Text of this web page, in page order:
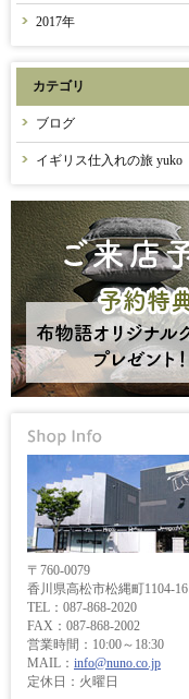
2017年
カテゴリ
ブログ
イギリス仕入れの旅 yuko
〒760-0079
香川県高松市松縄町1104-16
TEL：087-868-2020
FAX：087-868-2002
営業時間：10:00～18:30
MAIL： info@nuno.co.jp
定休日：火曜日